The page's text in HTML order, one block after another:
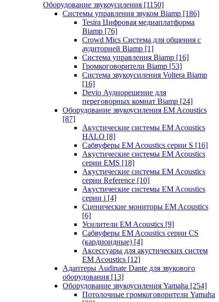
Оборудование звукоусиления [1150]
Системы управления звуком Biamp [186]
Tesira Цифровая медиаплатформа
Biamp [76]
Crowd Mics Система для общения с
аудиторией Biamp [1]
Система управления Biamp [16]
Громкоговорители Biamp [53]
Система звукоусиления Voltera Biamp
[16]
Devio Аудиорешение для
переговорных комнат Biamp [24]
Оборудование звукоусиления EM Acoustics
[87]
Акустические системы EM Acoustics
HALO [8]
Сабвуферы EM Acoustics серии S [16]
Акустические системы EM Acoustics
серии EMS [18]
Акустические системы EM Acoustics
серии Reference [10]
Акустические системы EM Acoustics
серии i [4]
Сценические мониторы EM Acoustics
[6]
Усилители EM Acoustics [9]
Сабвуферы EM Acoustics серии CS
(кардиоидные) [4]
Аксессуары для акустических систем
EM Acoustics [12]
Адаптеры Audinate Dante для звукового
оборудования [13]
Оборудование звукоусиления Yamaha [254]
Потолочные громкоговорители Yamaha